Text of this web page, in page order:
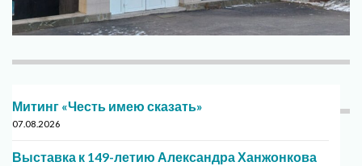
Митинг «Честь имею сказать»
07.08.2026
Выставка к 149-летию Александра Ханжонкова